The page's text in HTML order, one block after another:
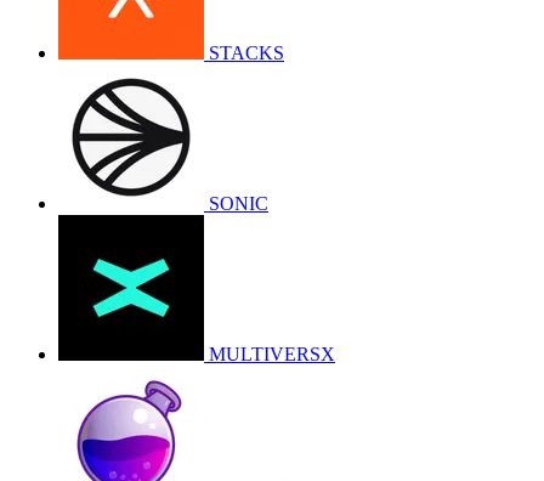
STACKS
SONIC
MULTIVERSX